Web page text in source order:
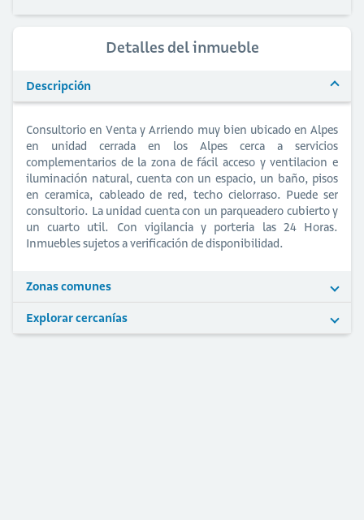
Detalles del inmueble
Descripción
Consultorio en Venta y Arriendo muy bien ubicado en Alpes
en unidad cerrada en los Alpes cerca a servicios
complementarios de la zona de fácil acceso y ventilacion e
iluminación natural, cuenta con un espacio, un baño, pisos
en ceramica, cableado de red, techo cielorraso. Puede ser
consultorio. La unidad cuenta con un parqueadero cubierto y
un cuarto util. Con vigilancia y porteria las 24 Horas.
Inmuebles sujetos a verificación de disponibilidad.
Zonas comunes
Explorar cercanías